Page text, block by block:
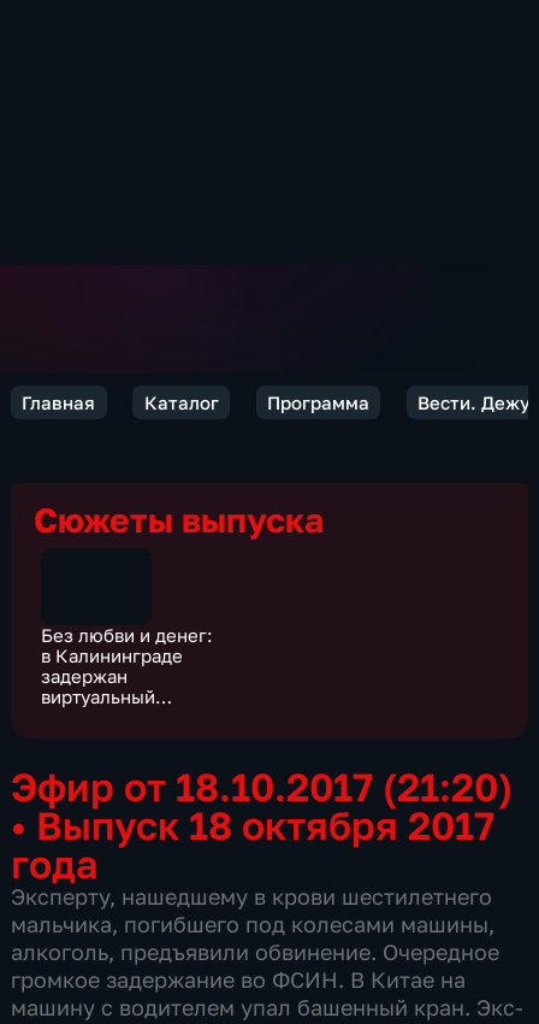
Главная Каталог Программа Вести.
Сюжеты выпуска
Без любви и денег:
в Калининграде
задержан
виртуальный
Эфир от 18.10.2017 (21:20)
• Выпуск 18 октября 2017
года
Эксперту, нашедшему в крови шестилетнего
мальчика, погибшего под колесами машины,
алкоголь, предъявили обвинение. Очередное
громкое задержание во ФСИН. В Китае на
машину с водителем упал башенный кран. Экс-